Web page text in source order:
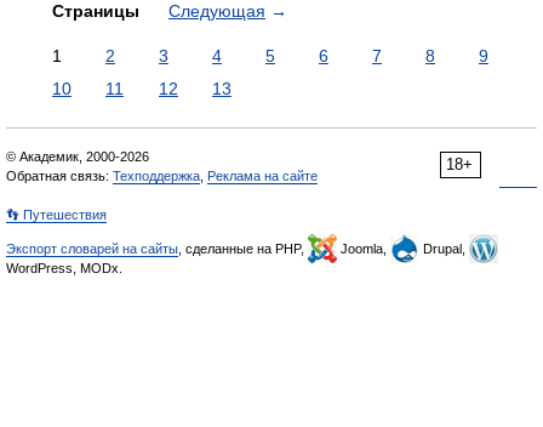
Страницы Следующая →
1 2 3 4 5 6 7 8
9
10
11 12 13
18+
© Академик, 2000-2026
Обратная связь: Техподдержка Реклама на сайте
👣 Путешествия
Экспорт словарей на сайты , сделанные на PHP, Joomla,
Drupal,
WordPress, MODx.